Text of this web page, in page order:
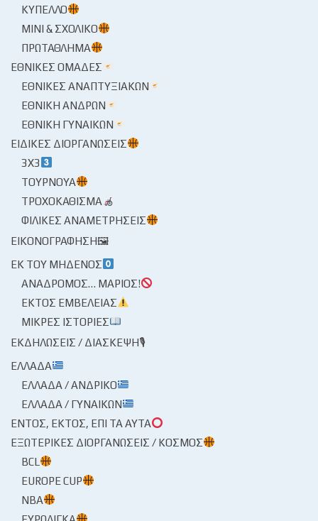
ΚΎΠΕΛΛΟ
ΜΊΝΙ & ΣΧΟΛΙΚΌ
ΠΡΩΤΆΘΛΗΜΑ
ΕΘΝΙΚΈΣ ΟΜΆΔΕΣ
ΕΘΝΙΚΈΣ ΑΝΑΠΤΥΞΙΑΚΏΝ
ΕΘΝΙΚΉ ΑΝΔΡΏΝ
ΕΘΝΙΚΉ ΓΥΝΑΙΚΏΝ
ΕΙΔΙΚΈΣ ΔΙΟΡΓΑΝΏΣΕΙΣ
3X3
ΤΟΥΡΝΟΥΆ
ΤΡΟΧΟΚΆΘΙΣΜΑ
ΦΙΛΙΚΈΣ ΑΝΑΜΕΤΡΉΣΕΙΣ
ΕΙΚΟΝΟΓΡΆΦΗΣΗ🖼
ΕΚ ΤΟΥ ΜΗΔΕΝΌΣ
ΑΝΆΔΡΟΜΟΣ… ΜΆΡΙΟΣ!
ΕΚΤΌΣ ΕΜΒΈΛΕΙΑΣ
ΜΙΚΡΈΣ ΙΣΤΟΡΊΕΣ
ΕΚΔΗΛΏΣΕΙΣ / ΔΙΆΣΚΕΨΗ🎙
ΕΛΛΆΔΑ
ΕΛΛΆΔΑ / ΑΝΔΡΙΚΌ
ΕΛΛΆΔΑ / ΓΥΝΑΙΚΏΝ
ΕΝΤΌΣ, ΕΚΤΌΣ, ΕΠΊ ΤΑ ΑΥΤΆ
ΕΞΩΤΕΡΙΚΈΣ ΔΙΟΡΓΑΝΏΣΕΙΣ / ΚΌΣΜΟΣ
BCL
EUROPE CUP
NBA